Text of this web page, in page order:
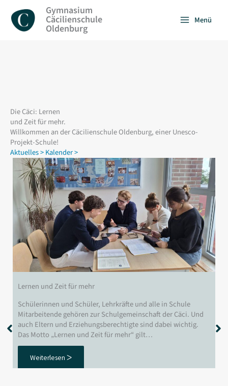
Inhalt
springen
Gymnasium
Cäcilienschule
Oldenburg
Menü
Die Cäci: Lernen
und Zeit für mehr.
Willkommen an der Cäcilienschule Oldenburg, einer Unesco-
Projekt-Schule!
Aktuelles >Kalender >
Lernen und Zeit für mehr
Schülerinnen und Schüler, Lehrkräfte und alle in Schule
Mitarbeitende gehören zur Schulgemeinschaft der Cäci. Und
auch Eltern und Erziehungsberechtigte sind dabei wichtig.
Das Motto „Lernen und Zeit für mehr“ gilt…
Weiterlesen ᐳ